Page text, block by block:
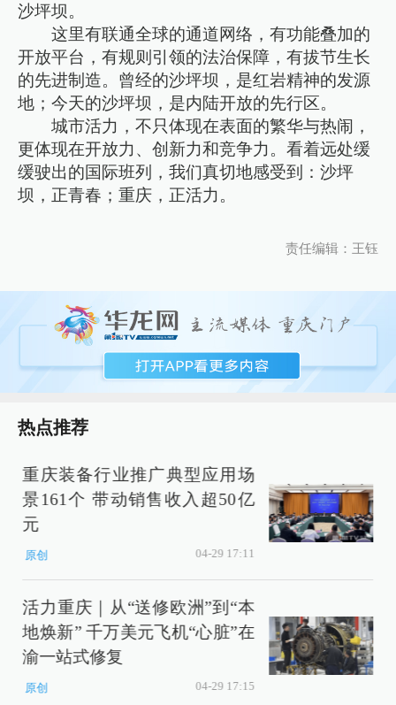
沙坪坝。
这里有联通全球的通道网络，有功能叠加的
开放平台，有规则引领的法治保障，有拔节生长
的先进制造。曾经的沙坪坝，是红岩精神的发源
地；今天的沙坪坝，是内陆开放的先行区。
城市活力，不只体现在表面的繁华与热闹，
更体现在开放力、创新力和竞争力。看着远处缓
缓驶出的国际班列，我们真切地感受到：沙坪
坝，正青春；重庆，正活力。
责任编辑：王钰
热点推荐
重庆装备行业推广典型应用场
景161个 带动销售收入超50亿
元
原创 04-29 17:11
活力重庆｜从“送修欧洲”到“本
地焕新” 千万美元飞机“心脏”在
渝一站式修复
原创 04-29 17:15